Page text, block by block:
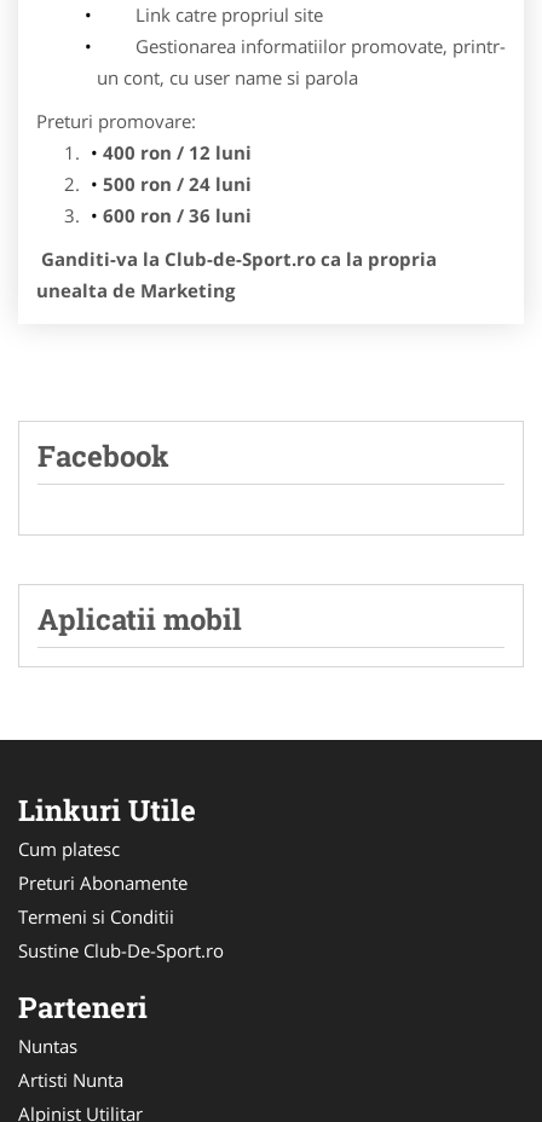
Link catre propriul site
Gestionarea informatiilor promovate, printr-
un cont, cu user name si parola
Preturi promovare:
400 ron / 12 luni
500 ron / 24 luni
600 ron / 36 luni
Ganditi-va la Club-de-Sport.ro ca la propria
unealta de Marketing
Facebook
Aplicatii mobil
Linkuri Utile
Cum platesc
Preturi Abonamente
Termeni si Conditii
Sustine Club-De-Sport.ro
Parteneri
Nuntas
Artisti Nunta
Alpinist Utilitar